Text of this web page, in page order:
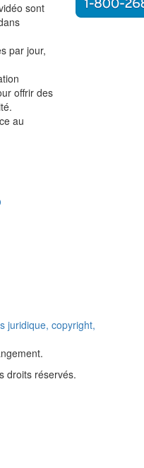
sont
par jour,
offrir des
au
juridique, copyright,
droits réservés.